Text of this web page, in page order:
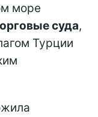
море
суда,
Турции